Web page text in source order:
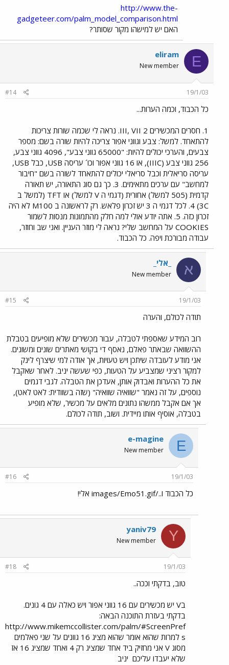
http://www.the-
gadgeteer.com/palm_model_comparison.html
האם יש למישהו מקור שסותר?
E
eliram
New member
19/1/03
#14
כל הכבוד, וכמה הערות...
1. חסרים המכשירים III, VII 2. נראה לי שכמה שורות צריכות
להתאחד. למשל: צבע וגווני אפור צריכה להיות שורה בשם: מספר
צבעים, והערכי יכולים להיות: "65000 גווני צבע", 4096 גווני צבע,
256 גווני צבע (IIIC), או 16 גווני אפור וכו´ עריסה USB, כבל USB,
עריסה סריאלית וכבל סריאלי יכולים להתאחד לשורה בשם "חיבור
למחשב" עם ערכים מתאימים. 3. כך גם סוג התאורה, יש תאורה
קדמית (505 למשל) אחורית (דגמי ה V למשל) או TFT (למשל ב
3C) 4. לכל דגמי ה 3 יש זכרון פלאש. רק לראשונה ב M100 לא היה
זכרון כזה. 5. אתה יודע אולי למה חלק מהתמונות מנסות לשמור
COOKIES על המחשב שלי? נראה לי מוזר העניין. ואני שב וחוזר,
עבודה מבורכת ויפה. כל הכבוד.
א _אלי_
New member
19/1/03
#15
תודה לכולם, והערה
רוב המידע שאספתי לטבלה, עבור מכשירים שלא מופיעים בטבלת
ההשוואה שבאתר פאלם, נאסף די בקושי מאתרים שונים ומשונים.
אני מודע לעובדה שיתכן ויש טעויות, אך אודה למי שיצרף לינק
למקור רציני שמצביע על הטעות, כפי שעשה יניב. לאחר שאקבל
את כל ההערות ואבדוק אותן, אעדכן את הטבלה. לגבי דגמים
נוספים, על זה נאמר "שוואיה שוואיה" (שזה בשוודית: לאט לאט),
אך אם אקבל ממשהו נתונים מלאים על מכשיר, שלא מופיע
בטבלה, אוסיף אותו מיידית. ושוב, תודה לכולם.
E
e-magine
New member
19/1/03
#16
כל הכבוד ו../images/Emo51.gif אלי!
Y
yaniv79
New member
19/1/03
#18
טוב, בדקתי וככה..
בV יש מכשירים עם 16 גווני אפור ויש כאלה עם 4 גונים.
בדקתי בעזרת התוכנה הבאה:
http://www.mikemccollister.com/palm/#ScreenPref
s למרות שהוא אומר שהוא מציג 16 גוונים על שני פאלמים
מסוג V אני מחזיק ביד אחד שמציג רק 4 ואחד שמציג 16 אז
שלא יעבדו עליכם יניב